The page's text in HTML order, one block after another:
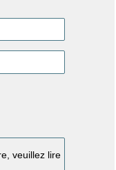
veuillez lire